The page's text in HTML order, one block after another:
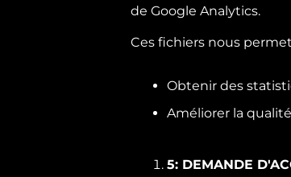
de Google Analytics.
Ces fichiers nous
Obtenir des
Améliorer la
5: DEMANDE